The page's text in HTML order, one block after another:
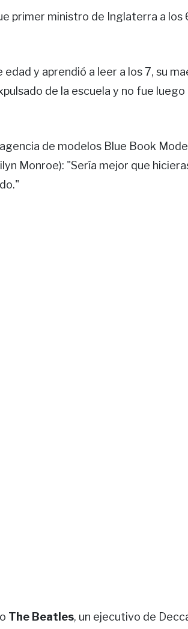
primer ministro de Inglaterra a los
edad y aprendió a leer a los 7, su
de la escuela y no fue luego
de modelos Blue Book
Monroe): "Sería mejor que
The Beatles, un ejecutivo de